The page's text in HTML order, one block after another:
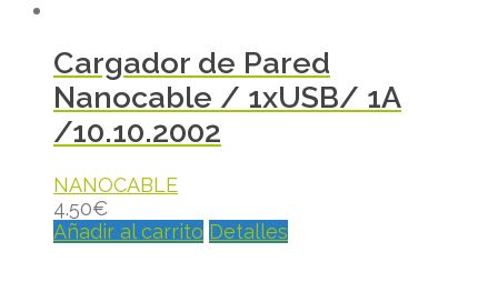
Cargador de Pared
Nanocable / 1xUSB/ 1A
/10.10.2002
NANOCABLE
4.50€
Añadir al carrito Detalles